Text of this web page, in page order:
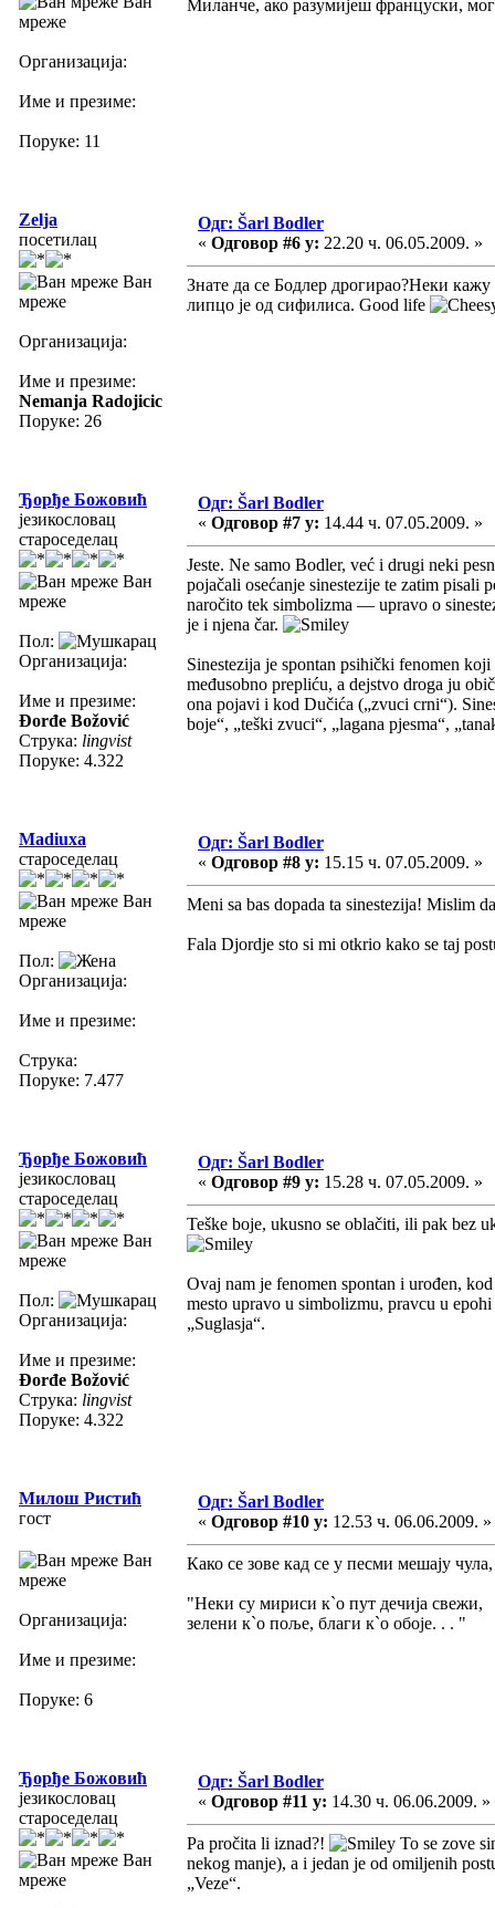
мреже
Организација:
Име и презиме:
Поруке: 11
Миланче, ако разумијеш француски,
Zelja
посетилац
Ван
мреже
Организација:
Име и презиме:
Nemanja Radojicic
Поруке: 26
Одг: Šarl Bodler
« Одговор #6 у: 22.20 ч. 06.05.2009. »
Знате да се Бодлер дрогирао?Неки
липцо је од сифилиса. Good life
Ђорђе Божовић
језикословац
староседелац
Ван
мреже
Пол:
Организација:
Име и презиме:
Đorđe Božović
Струка: lingvist
Поруке: 4.322
Одг: Šarl Bodler
« Одговор #7 у: 14.44 ч. 07.05.2009. »
Jeste. Ne samo Bodler, već i drugi neki
pojačali osećanje sinestezije te zatim pisali
naročito tek simbolizma — upravo o
je i njena čar.
Sinestezija je spontan psihički fenomen
međusobno prepliću, a dejstvo droga ju
ona pojavi i kod Dučića („zvuci crni“).
boje“, „teški zvuci“, „lagana pjesma“,
Madiuxa
староседелац
Ван
мреже
Пол:
Организација:
Име и презиме:
Струка:
Поруке: 7.477
Одг: Šarl Bodler
« Одговор #8 у: 15.15 ч. 07.05.2009. »
Meni sa bas dopada ta sinestezija! Mislim
Fala Djordje sto si mi otkrio kako se taj
Ђорђе Божовић
језикословац
староседелац
Ван
мреже
Пол:
Организација:
Име и презиме:
Đorđe Božović
Струка: lingvist
Поруке: 4.322
Одг: Šarl Bodler
« Одговор #9 у: 15.28 ч. 07.05.2009. »
Teške boje, ukusno se oblačiti, ili pak bez
Ovaj nam je fenomen spontan i urođen,
mesto upravo u simbolizmu, pravcu u
„Suglasja“.
Милош Ристић
гост
Ван
мреже
Организација:
Име и презиме:
Поруке: 6
Одг: Šarl Bodler
« Одговор #10 у: 12.53 ч. 06.06.2009. »
Како се зове кад се у песми мешају
"Неки су мириси к`о пут дечија свежи,
зелени к`о поље, благи к`о обоје. . . "
Ђорђе Божовић
језикословац
староседелац
Ван
мреже
Одг: Šarl Bodler
« Одговор #11 у: 14.30 ч. 06.06.2009. »
Pa pročita li iznad?!
To se zove
nekog manje), a i jedan je od omiljenih
„Veze“.